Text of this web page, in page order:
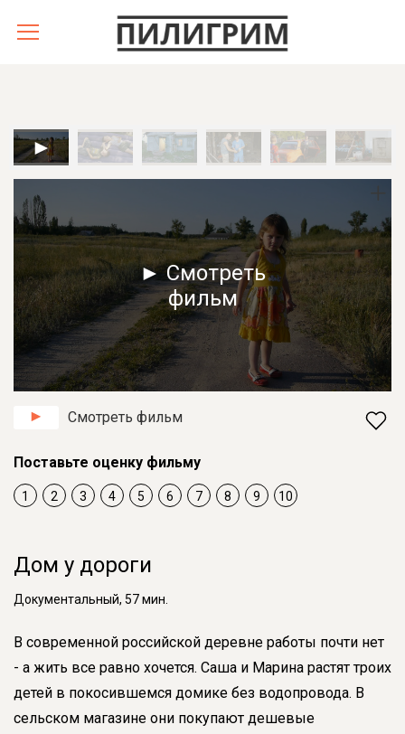
► Смотреть
фильм
Смотреть фильм
Поставьте оценку фильму
1 2 3 4 5 6 7 8 9 10
Дом у дороги
Документальный, 57 мин.
В современной российской деревне работы почти нет
- а жить все равно хочется. Саша и Марина растят троих
детей в покосившемся домике без водопровода. В
сельском магазине они покупают дешевые